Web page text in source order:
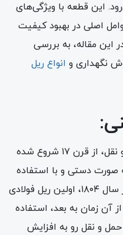
این قطعه با ویژگی‌های
اصلی در بهبود کیفیت
این مقاله، به بررسی
نگهداری و انواع ریل
استفاده از سیستم ریلی در حمل و نقل، از قرن ۱۷ شروع شده
دستی و با استفاده
از تکه‌های چوبی ساخته می‌شد. در سال ۱۸۰۴، اولین ریل فولادی
آن زمان به بعد، استفاده
و نقل رو به افزایش